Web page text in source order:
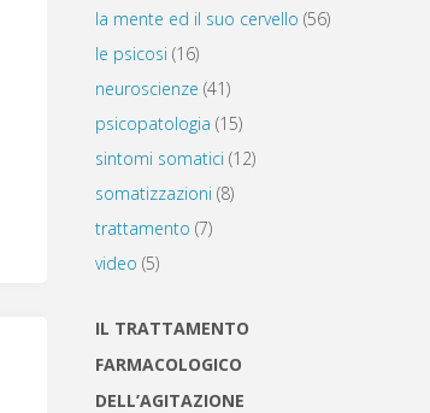
la mente ed il suo cervello (56)
le psicosi (16)
neuroscienze (41)
psicopatologia (15)
sintomi somatici (12)
somatizzazioni (8)
trattamento (7)
video (5)
IL TRATTAMENTO
FARMACOLOGICO
DELL’AGITAZIONE